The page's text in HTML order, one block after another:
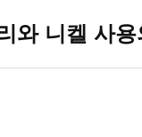
와 니켈 사